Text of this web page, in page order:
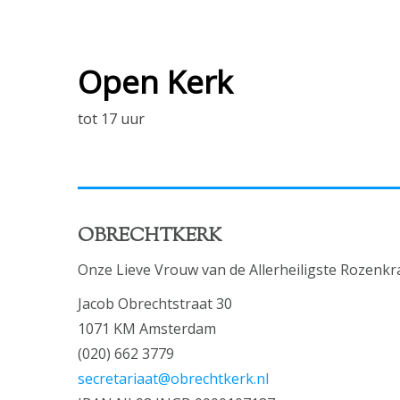
Open Kerk
tot 17 uur
OBRECHTKERK
Onze Lieve Vrouw van de Allerheiligste
Jacob Obrechtstraat 30
1071 KM Amsterdam
(020) 662 3779
secretariaat@obrechtkerk.nl